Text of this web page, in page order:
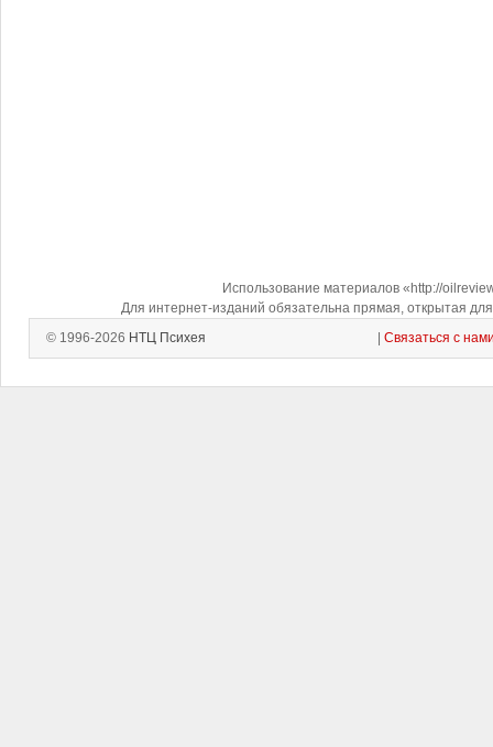
Использование материалов «http://
Для интернет-изданий обязательна прямая, открытая
© 1996-2026 НТЦ Психея Связаться с